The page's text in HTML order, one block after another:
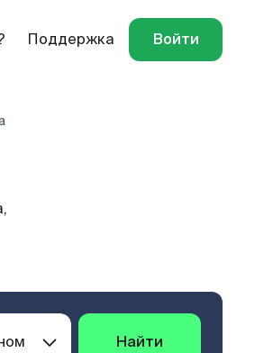
Поддержка Войти
Найти